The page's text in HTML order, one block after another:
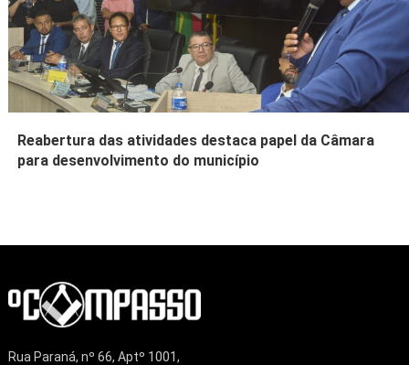
Reabertura das atividades destaca papel da Câmara
para desenvolvimento do município
Rua Paraná, nº 66, Aptº 1001,